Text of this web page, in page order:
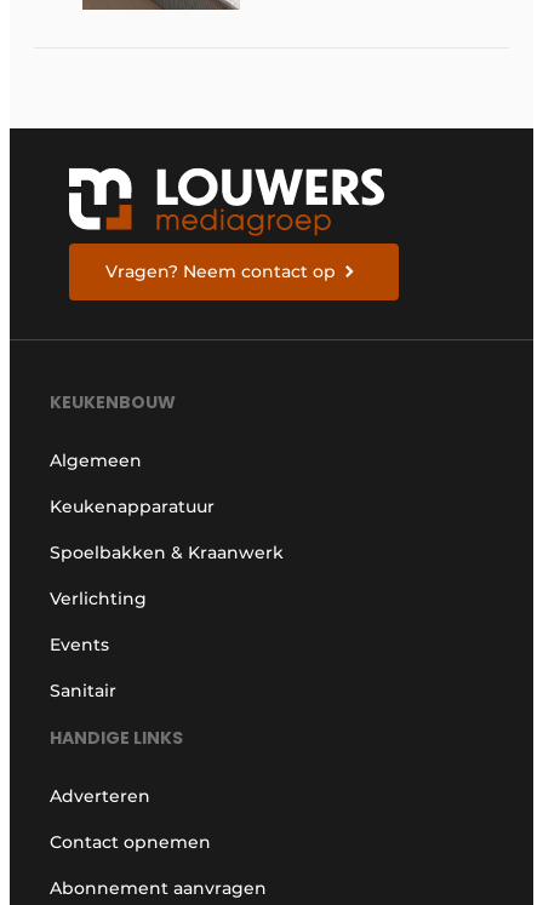
Vragen? Neem contact op
KEUKENBOUW
Algemeen
Keukenapparatuur
Spoelbakken & Kraanwerk
Verlichting
Events
Sanitair
HANDIGE LINKS
Adverteren
Contact opnemen
Abonnement aanvragen